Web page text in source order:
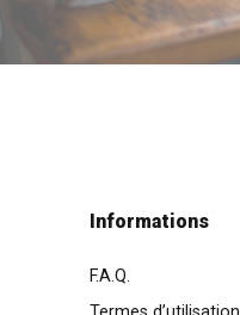
Informations
F.A.Q.